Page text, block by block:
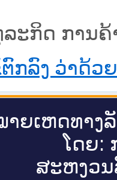
ະກິດ ການ
ກລົງ ວ່າດ້ວ
ຍ​ເຫດ​ທາງ​
ໂດຍ:
ສະ​ຫງວນ​